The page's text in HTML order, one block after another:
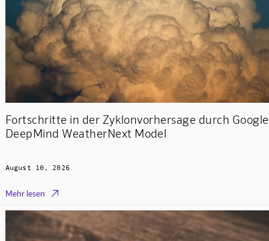
Fortschritte in der Zyklonvorhersage durch
DeepMind WeatherNext Model
August 10, 2026
Mehr lesen 